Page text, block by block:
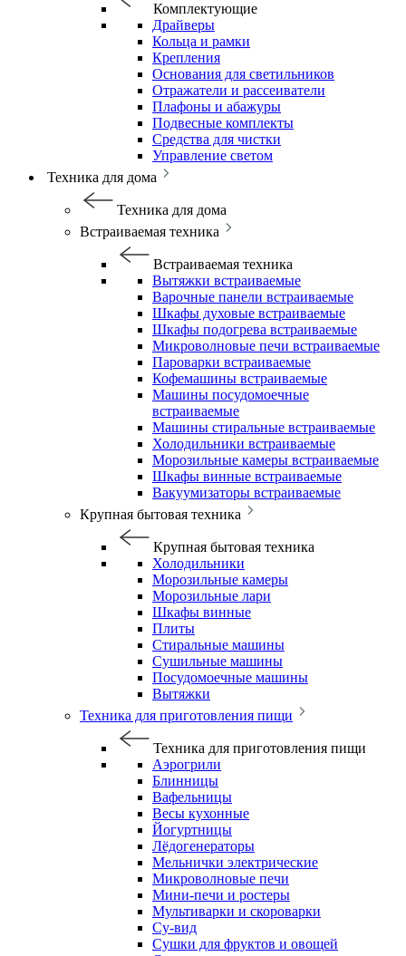
Комплектующие
Драйверы
Кольца и рамки
Крепления
Основания для светильников
Отражатели и рассеиватели
Плафоны и абажуры
Подвесные комплекты
Средства для чистки
Управление светом
Техника для дома
Техника для дома
Встраиваемая техника
Встраиваемая техника
Вытяжки встраиваемые
Варочные панели встраиваемые
Шкафы духовые встраиваемые
Шкафы подогрева встраиваемые
Микроволновые печи встраиваемые
Пароварки встраиваемые
Кофемашины встраиваемые
Машины посудомоечные
встраиваемые
Машины стиральные встраиваемые
Холодильники встраиваемые
Морозильные камеры встраиваемые
Шкафы винные встраиваемые
Вакуумизаторы встраиваемые
Крупная бытовая техника
Крупная бытовая техника
Холодильники
Морозильные камеры
Морозильные лари
Шкафы винные
Плиты
Стиральные машины
Сушильные машины
Посудомоечные машины
Вытяжки
Техника для приготовления пищи
Техника для приготовления пищи
Аэрогрили
Блинницы
Вафельницы
Весы кухонные
Йогуртницы
Лёдогенераторы
Мельнички электрические
Микроволновые печи
Мини-печи и ростеры
Мультиварки и скороварки
Су-вид
Сушки для фруктов и овощей